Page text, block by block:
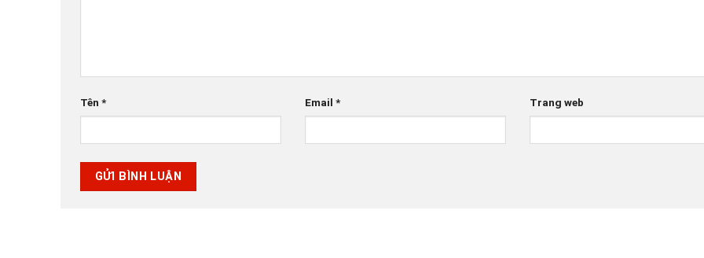
Tên * Email * Trang web